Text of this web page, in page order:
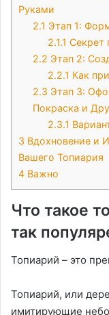
Руками
2.1 Этап 1:
2.1.1 Секрет
2.2 Этап 2:
2.2.1 Как
2.3 Этап 3:
Покраска и
2.3.1
3 Вдохновение и
Вашего Топиария
4 Важно
Что такое
так
Топиарий – это
Топиарий, или
имитирующие